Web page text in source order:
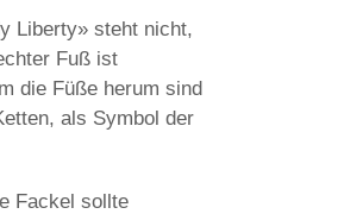
Liberty» steht nicht,
Fuß ist
die Füße herum sind
als Symbol der
Fackel sollte